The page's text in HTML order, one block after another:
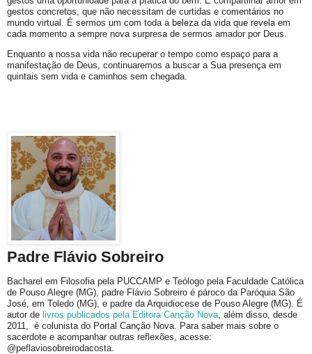
gestos concretos, que não necessitam de curtidas e comentários no
mundo virtual. É sermos um com toda a beleza da vida que revela em
cada momento a sempre nova surpresa de sermos amador por Deus.
Enquanto a nossa vida não recuperar o tempo como espaço para a
manifestação de Deus, continuaremos a buscar a Sua presença em
quintais sem vida e caminhos sem chegada.
Padre Flávio Sobreiro
Bacharel em Filosofia pela PUCCAMP e Teólogo pela Faculdade Católica
de Pouso Alegre (MG), padre Flávio Sobreiro é pároco da Paróquia São
José, em Toledo (MG), e padre da Arquidiocese de Pouso Alegre (MG). É
autor de livros publicados pela Editora Canção Nova , além disso, desde
2011, é colunista do Portal Canção Nova. Para saber mais sobre o
sacerdote e acompanhar outras reflexões, acesse:
@peflaviosobreirodacosta.